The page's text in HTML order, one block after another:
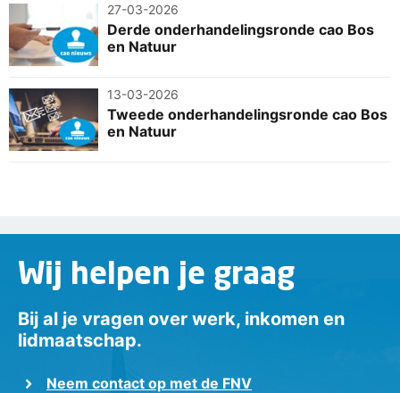
27-03-2026
Derde onderhandelingsronde cao Bos
en Natuur
13-03-2026
Tweede onderhandelingsronde cao Bos
en Natuur
Wij helpen je graag
Bij al je vragen over werk, inkomen en
lidmaatschap.
Neem contact op met de FNV